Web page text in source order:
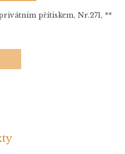
přítiskem, Nr.271, **